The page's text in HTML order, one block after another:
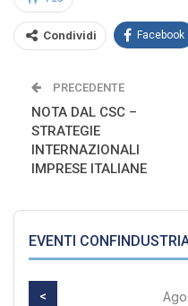
Condividi Facebook
PRECEDENTE
NOTA DAL CSC –
STRATEGIE
INTERNAZIONALI
IMPRESE ITALIANE
EVENTI
<